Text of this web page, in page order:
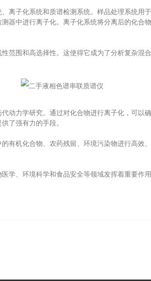
子化系统和质谱检测系统。样品处理系统用
器中进行离子化。离子化系统将分离后的化合
范围和高选择性。这使得它成为了分析复杂混
力学研究。通过对化合物进行离子化，可以
了强有力的手段。
机化合物、农药残留、环境污染物进行高效
、环境科学和食品安全等领域发挥着重要作